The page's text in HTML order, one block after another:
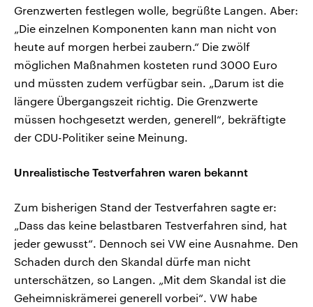
Grenzwerten festlegen wolle, begrüßte Langen. Aber:
„Die einzelnen Komponenten kann man nicht von
heute auf morgen herbei zaubern.“ Die zwölf
möglichen Maßnahmen kosteten rund 3000 Euro
und müssten zudem verfügbar sein. „Darum ist die
längere Übergangszeit richtig. Die Grenzwerte
müssen hochgesetzt werden, generell“, bekräftigte
der CDU-Politiker seine Meinung.
Unrealistische Testverfahren waren bekannt
Zum bisherigen Stand der Testverfahren sagte er:
„Dass das keine belastbaren Testverfahren sind, hat
jeder gewusst“. Dennoch sei VW eine Ausnahme. Den
Schaden durch den Skandal dürfe man nicht
unterschätzen, so Langen. „Mit dem Skandal ist die
Geheimniskrämerei generell vorbei“. VW habe